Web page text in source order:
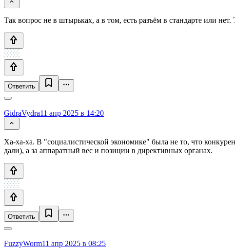
Так вопрос не в штырьках, а в том, есть разъём в стандарте или
Ответить
GidraVydra11 апр 2025 в 14:20
Ха-ха-ха. В "социалистической экономике" была не то, что
дали), а за аппаратный вес и позиции в директивных органах.
Ответить
FuzzyWorm11 апр 2025 в 08:25